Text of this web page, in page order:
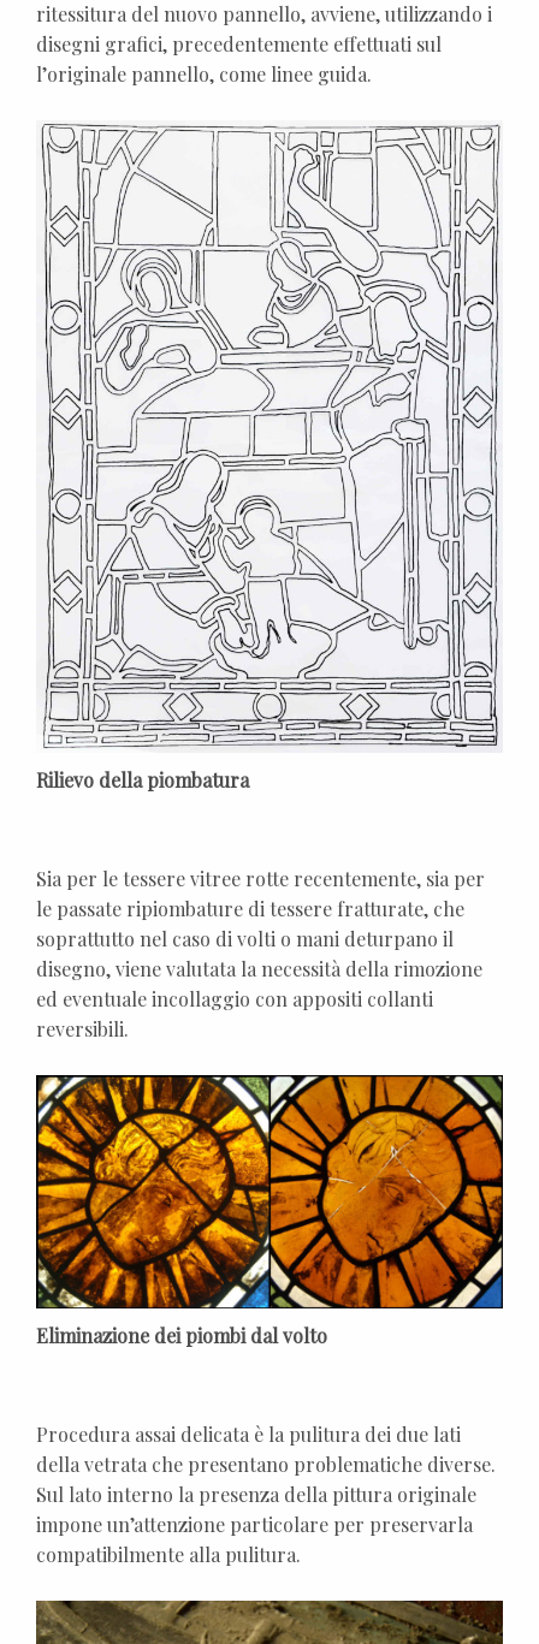
ritessitura del nuovo pannello, avviene, utilizzando i
disegni grafici, precedentemente effettuati sul
l’originale pannello, come linee guida.
Rilievo della piombatura
Eliminazione dei piombi dal volto
Sia per le tessere vitree rotte recentemente, sia per
le passate ripiombature di tessere fratturate, che
soprattutto nel caso di volti o mani deturpano il
disegno, viene valutata la necessità della rimozione
ed eventuale incollaggio con appositi collanti
reversibili.
Procedura assai delicata è la pulitura dei due lati
della vetrata che presentano problematiche diverse.
Sul lato interno la presenza della pittura originale
impone un’attenzione particolare per preservarla
compatibilmente alla pulitura.